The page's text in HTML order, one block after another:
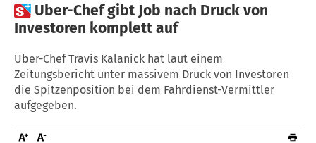
 Uber-Chef gibt Job nach Druck von
Investoren komplett auf
Uber-Chef Travis Kalanick hat laut einem
Zeitungsbericht unter massivem Druck von Investoren
die Spitzenposition bei dem Fahrdienst-Vermittler
aufgegeben.